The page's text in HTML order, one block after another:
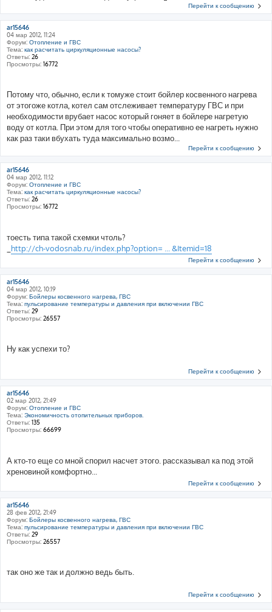
Перейти к сообщению
ar15646
04 мар 2012, 11:24
Форум: Отопление и ГВС
Тема: как расчитать циркуляционные насосы?
Ответы: 26
Просмотры: 16772
Потому что, обычно, если к томуже стоит бойлер косвенного нагрева
от этогоже котла, котел сам отслеживает температуру ГВС и при
необходимости врубает насос который гоняет в бойлере нагретую
воду от котла. При этом для того чтобы оперативно ее нагреть нужно
как раз таки вбухать туда максимально возмо...
Перейти к сообщению
ar15646
04 мар 2012, 11:12
Форум: Отопление и ГВС
Тема: как расчитать циркуляционные насосы?
Ответы: 26
Просмотры: 16772
тоесть типа такой схемки чтоль?
http://ch-vodosnab.ru/index.php?option= ... &Itemid=18
Перейти к сообщению
ar15646
04 мар 2012, 10:19
Форум: Бойлеры косвенного нагрева, ГВС
Тема: пульсирование температуры и давления при включении ГВС
Ответы: 29
Просмотры: 26557
Ну как успехи то?
Перейти к сообщению
ar15646
02 мар 2012, 21:49
Форум: Отопление и ГВС
Тема: Экономичность отопительных приборов.
Ответы: 135
Просмотры: 66699
А кто-то еще со мной спорил насчет этого. рассказывал ка под этой
хреновиной комфортно...
Перейти к сообщению
ar15646
28 фев 2012, 21:49
Форум: Бойлеры косвенного нагрева, ГВС
Тема: пульсирование температуры и давления при включении ГВС
Ответы: 29
Просмотры: 26557
так оно же так и должно ведь быть.
Перейти к сообщению